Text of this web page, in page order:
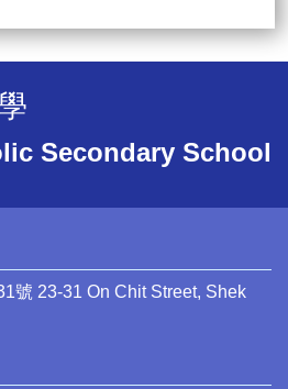
Secondary School
號 23-31 On Chit Street, Shek